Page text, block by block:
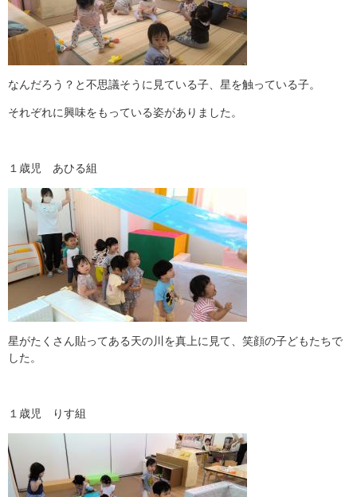
なんだろう？と不思議そうに見ている子、星を触っている子。
それぞれに興味をもっている姿がありました。
１歳児 あひる組
星がたくさん貼ってある天の川を真上に見て、笑顔の子どもたちで
した。
１歳児 りす組